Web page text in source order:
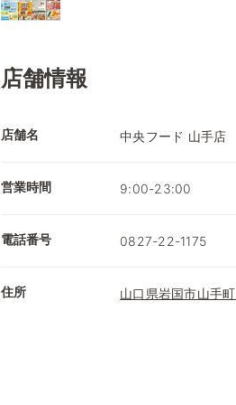
店舗情報
店舗名 中央フード 山手店
営業時間 9:00-23:00
電話番号 0827-22-1175
住所 山口県岩国市山手